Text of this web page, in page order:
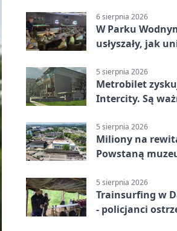
6 sierpnia 2026
W Parku
usłyszały, jak
5 sierpnia 2026
Metrobilet
Intercity. Są
5 sierpnia 2026
Miliony na
Powstaną
5 sierpnia 2026
Trainsurfing w
- policjanci